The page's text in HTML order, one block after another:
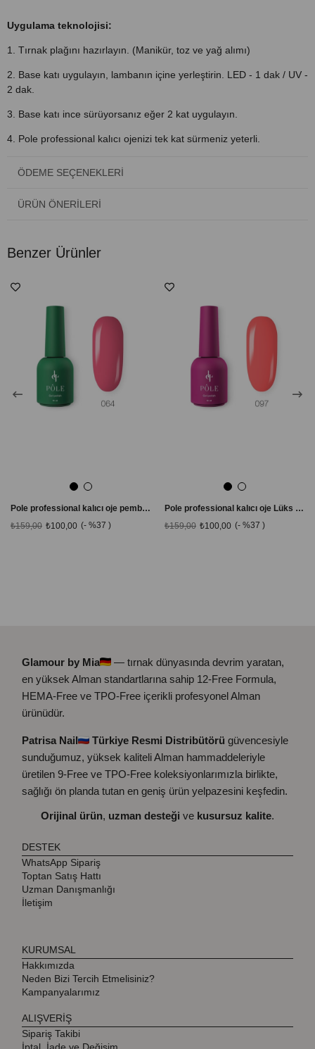
Uygulama teknolojisi:
1. Tırnak plağını hazırlayın. (Manikür, toz ve yağ alımı)
2. Base katı uygulayın, lambanın içine yerleştirin. LED - 1 dak / UV -
2 dak.
3. Base katı ince sürüyorsanız eğer 2 kat uygulayın.
4. Pole professional kalıcı ojenizi tek kat sürmeniz yeterli.
UV - 2 dak.
Gerekirse yapışkanlığı silin.
ÖDEME SEÇENEKLERI
ÜRÜN ÖNERILERI
Benzer Ürünler
Pole professional kalıcı oje pembe Lüks by France 064 - 10 ml.
₺100,00
₺159,00 %37
Pole professional kalıcı oje Lüks by France 097 - 10 ml.
₺100,00
₺159,00 %37
Glamour by Mia
— tırnak dünyasında devrim yaratan,
en yüksek Alman standartlarına sahip 12-Free Formula,
HEMA-Free ve TPO-Free içerikli profesyonel Alman
ürünüdür.
Patrisa Nail Türkiye Resmi Distribütörü güvencesiyle
sunduğumuz, yüksek kaliteli Alman hammaddeleriyle
üretilen 9-Free ve TPO-Free koleksiyonlarımızla birlikte,
sağlığı ön planda tutan en geniş ürün yelpazesini keşfedin.
Orijinal ürün, uzman desteği ve kusursuz kalite.
DESTEK
WhatsApp Sipariş
Toptan Satış Hattı
Uzman Danışmanlığı
İletişim
KURUMSAL
Hakkımızda
Neden Bizi Tercih Etmelisiniz?
Kampanyalarımız
ALIŞVERİŞ
Sipariş Takibi
İptal, İade ve Değişim